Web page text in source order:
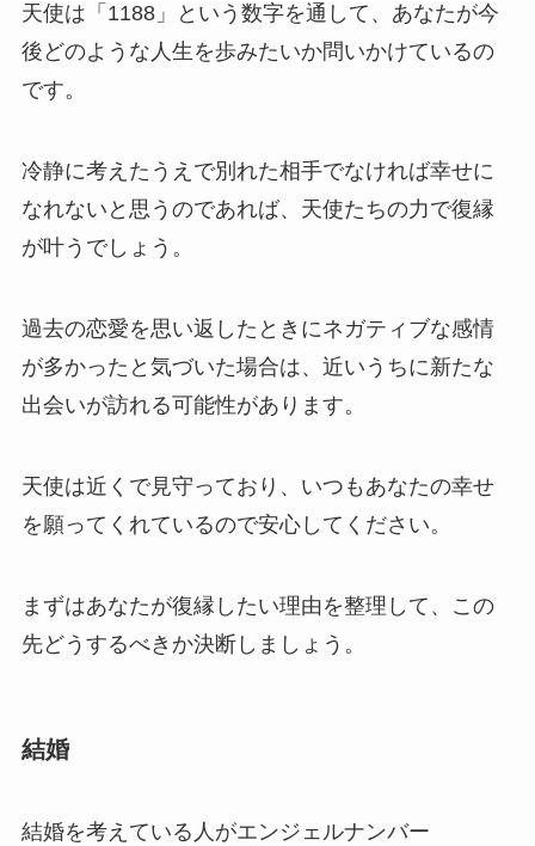
天使は「1188」という数字を通して、あなたが今
後どのような人生を歩みたいか問いかけているの
です。
冷静に考えたうえで別れた相手でなければ幸せに
なれないと思うのであれば、天使たちの力で復縁
が叶うでしょう。
過去の恋愛を思い返したときにネガティブな感情
が多かったと気づいた場合は、近いうちに新たな
出会いが訪れる可能性があります。
天使は近くで見守っており、いつもあなたの幸せ
を願ってくれているので安心してください。
まずはあなたが復縁したい理由を整理して、この
先どうするべきか決断しましょう。
結婚
結婚を考えている人がエンジェルナンバー